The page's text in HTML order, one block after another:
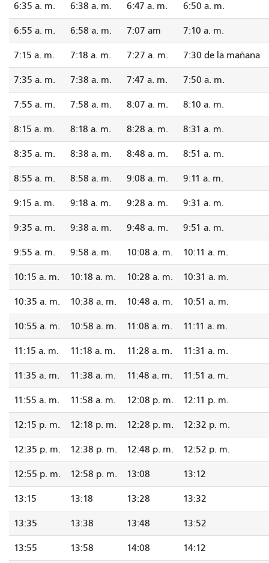
6:35 a. m. 6:38 a. m. 6:47 a. m. 6:50 a. m.
6:55 a. m. 6:58 a. m. 7:07 am 7:10 a. m.
7:15 a. m. 7:18 a. m. 7:27 a. m. 7:30 de la mañana
7:35 a. m. 7:38 a. m. 7:47 a. m. 7:50 a. m.
7:55 a. m. 7:58 a. m. 8:07 a. m. 8:10 a. m.
8:15 a. m. 8:18 a. m. 8:28 a. m. 8:31 a. m.
8:35 a. m. 8:38 a. m. 8:48 a. m. 8:51 a. m.
8:55 a. m. 8:58 a. m. 9:08 a. m. 9:11 a. m.
9:15 a. m. 9:18 a. m. 9:28 a. m. 9:31 a. m.
9:35 a. m. 9:38 a. m. 9:48 a. m. 9:51 a. m.
9:55 a. m. 9:58 a. m. 10:08 a. m. 10:11 a. m.
10:15 a. m. 10:18 a. m. 10:28 a. m. 10:31 a. m.
10:35 a. m. 10:38 a. m. 10:48 a. m. 10:51 a. m.
10:55 a. m. 10:58 a. m. 11:08 a. m. 11:11 a. m.
11:15 a. m. 11:18 a. m. 11:28 a. m. 11:31 a. m.
11:35 a. m. 11:38 a. m. 11:48 a. m. 11:51 a. m.
11:55 a. m. 11:58 a. m. 12:08 p. m. 12:11 p. m.
12:15 p. m. 12:18 p. m. 12:28 p. m. 12:32 p. m.
12:35 p. m. 12:38 p. m. 12:48 p. m. 12:52 p. m.
12:55 p. m. 12:58 p. m. 13:08 13:12
13:15 13:18 13:28 13:32
13:35 13:38 13:48 13:52
13:55 13:58 14:08 14:12